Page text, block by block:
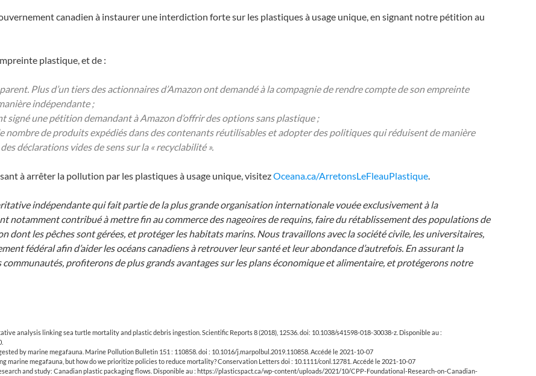
canadien à instaurer une interdiction forte sur les plastiques à usage unique, en signant notre pétition au
plastique, et de :
Plus d’un tiers des actionnaires d’Amazon ont demandé à la compagnie de rendre compte de son empreinte
indépendante ;
signé une pétition demandant à Amazon d’offrir des options sans plastique ;
nombre de produits expédiés dans des contenants réutilisables et adopter des politiques qui réduisent de manière
déclarations vides de sens sur la « recyclabilité ».
à arrêter la pollution par les plastiques à usage unique, visitezOceana.ca/ArretonsLeFleauPlastique.
indépendante qui fait partie de la plus grande organisation internationale vouée exclusivement à la
notamment contribué à mettre fin au commerce des nageoires de requins, faire du rétablissement des populations de
dont les pêches sont gérées, et protéger les habitats marins. Nous travaillons avec la société civile, les universitaires,
fédéral afin d’aider les océans canadiens à retrouver leur santé et leur abondance d’autrefois. En assurant la
profiterons de plus grands avantages sur les plans économique et alimentaire, et protégerons notre
analysis linking sea turtle mortality and plastic debris ingestion. Scientific Reports 8 (2018), 12536. doi: 10.1038/s41598-018-30038-z. Disponible au :
by marine megafauna. Marine Pollution Bulletin 151 : 110858. doi : 10.1016/j.marpolbul.2019.110858. Accédé le 2021-10-07
marine megafauna, but how do we prioritize policies to reduce mortality? Conservation Letters doi : 10.1111/conl.12781. Accédé le 2021-10-07
and study: Canadian plastic packaging flows. Disponible au : https://plasticspact.ca/wp-content/uploads/2021/10/CPP-Foundational-Research-on-Canadian-